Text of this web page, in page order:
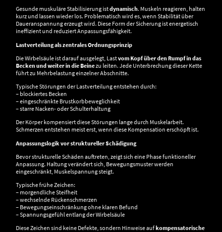
Gesunde muskuläre Stabilisierung istdynamisch. Muskeln reagieren, halten
kurz und lassen wieder los. Problematisch wird es, wenn Stabilität über
Daueranspannung erzeugt wird. Diese Form der Sicherung ist energetisch
ineffizient und reduziert Anpassungsfähigkeit.
Lastverteilung als zentrales Ordnungsprinzip
Die Wirbelsäule ist darauf ausgelegt, Lastvom Kopf über den Rumpf in das
Becken und weiter in die Beinezu leiten. Jede Unterbrechung dieser Kette
führt zu Mehrbelastung einzelner Abschnitte.
Typische Störungen der Lastverteilung entstehen durch:
– blockiertes Becken
– eingeschränkte Brustkorbbeweglichkeit
– starre Nacken- oder Schulterhaltung
Der Körper kompensiert diese Störungen lange durch Muskelarbeit.
Schmerzen entstehen meist erst, wenn diese Kompensation erschöpft ist.
Anpassungslogik vor struktureller Schädigung
Bevor strukturelle Schäden auftreten, zeigt sich eine Phase funktioneller
Anpassung. Haltung verändert sich, Bewegungsmuster werden
eingeschränkt, Muskelspannung steigt.
Typische frühe Zeichen:
– morgendliche Steifheit
– wechselnde Rückenschmerzen
– Bewegungseinschränkung ohne klaren Befund
– Spannungsgefühl entlang der Wirbelsäule
Diese Zeichen sind keine Defekte, sondern Hinweise aufkompensatorische